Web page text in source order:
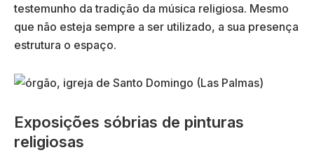
testemunho da tradição da música religiosa. Mesmo
que não esteja sempre a ser utilizado, a sua presença
estrutura o espaço.
Exposições sóbrias de pinturas
religiosas